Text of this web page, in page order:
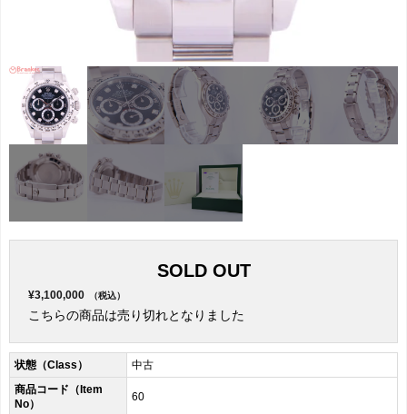
SOLD OUT
¥3,100,000 （税込）
こちらの商品は売り切れとなりました
状態（Class）
中古
商品コード（Item
No）
60